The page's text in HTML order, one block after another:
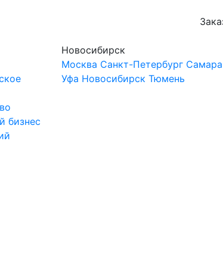
бизнес
Новосибирск
Москва Санкт-Петербург Самара
Уфа Новосибирск Тюмень